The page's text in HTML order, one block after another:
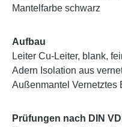
Mantelfarbe schwarz
Aufbau
Leiter Cu-Leiter, blank,
Adern Isolation aus
Außenmantel Vernetztes
Prüfungen nach DIN